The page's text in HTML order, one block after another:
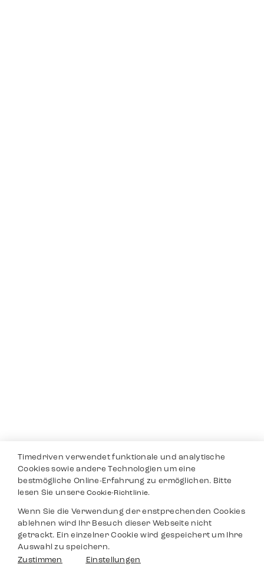
Timedriven verwendet funktionale und analytische
Cookies sowie andere Technologien um eine
bestmögliche Online-Erfahrung zu ermöglichen. Bitte
lesen Sie unsereCookie-Richtlinie.
Wenn Sie die Verwendung der enstprechenden Cookies
ablehnen wird Ihr Besuch dieser Webseite nicht
getrackt. Ein einzelner Cookie wird gespeichert um Ihre
Auswahl zu speichern.
Zustimmen
Einstellungen